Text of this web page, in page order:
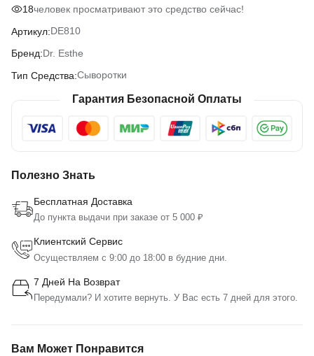
18человек просматривают это средство сейчас!
Артикул:DE810
Бренд:Dr. Esthe
Тип Средства:Сыворотки
Гарантия Безопасной Оплаты
Полезно Знать
Бесплатная Доставка
До пункта выдачи при заказе от 5 000 ₽
Клиентский Сервис
Осуществляем с 9:00 до 18:00 в будние дни.
7 Дней На Возврат
Передумали? И хотите вернуть. У Вас есть 7 дней для этого.
Вам Может Понравится